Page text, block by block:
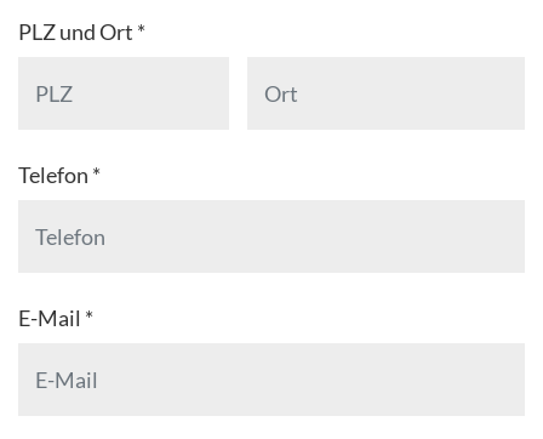
PLZ und Ort *
Telefon *
E-Mail *